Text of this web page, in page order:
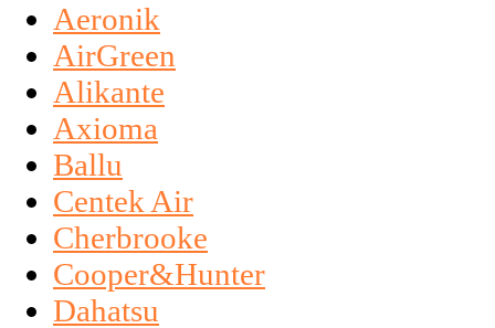
Aeronik
AirGreen
Alikante
Axioma
Ballu
Centek Air
Cherbrooke
Cooper&Hunter
Dahatsu